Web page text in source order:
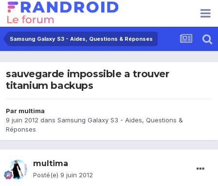
Samsung Galaxy S3 - Aides, Questions & Réponses
sauvegarde impossible a trouver
titanium backups
Par multima
9 juin 2012 dans Samsung Galaxy S3 - Aides, Questions &
Réponses
multima
Posté(e) 9 juin 2012